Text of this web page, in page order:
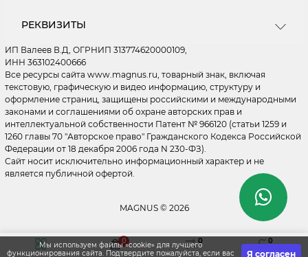
0 0
0
Мы используем файлы «cookie» для лучшего
функционирования сайта. Подтвердите пожалуйста, если вас
Я согласен
Мы на Wildberries
Мы на Я.Маркете
Политика конфиденциальности
Правила применения рекомендательных
технологий
Быстрые и понятные ответы на вопросы
Личный кабинет
Статьи
Связаться с нами
Подарочный сертификат
Акции
- 29, 30, 31 ворота. ДОСТАВКА ТОВАРОВ
на странице "Доставка"
ordermagnus@ya.ru
Обработка заказов 24/7
Склад ПН - ПТ: с 10.00 до 19.00 (СБ - ВС - Выходные)
MAX
РЕКВИЗИТЫ
ИП Валеев В.Д, ОГРНИП 313774620000109,
ИНН 363102400666
Все ресурсы сайта www.magnus.ru, товарный знак, включая
текстовую, графическую и видео информацию, структуру и
оформление страниц, защищены российскими и международными
законами и соглашениями об охране авторских прав и
интеллектуальной собственности Патент № 966120 (статьи 1259 и
1260 главы 70 "Авторское право" Гражданского Кодекса Российской
Федерации от 18 декабря 2006 года N 230-ФЗ).
Сайт носит исключительно информационный характер и не
является публичной офертой.
MAGNUS © 2026